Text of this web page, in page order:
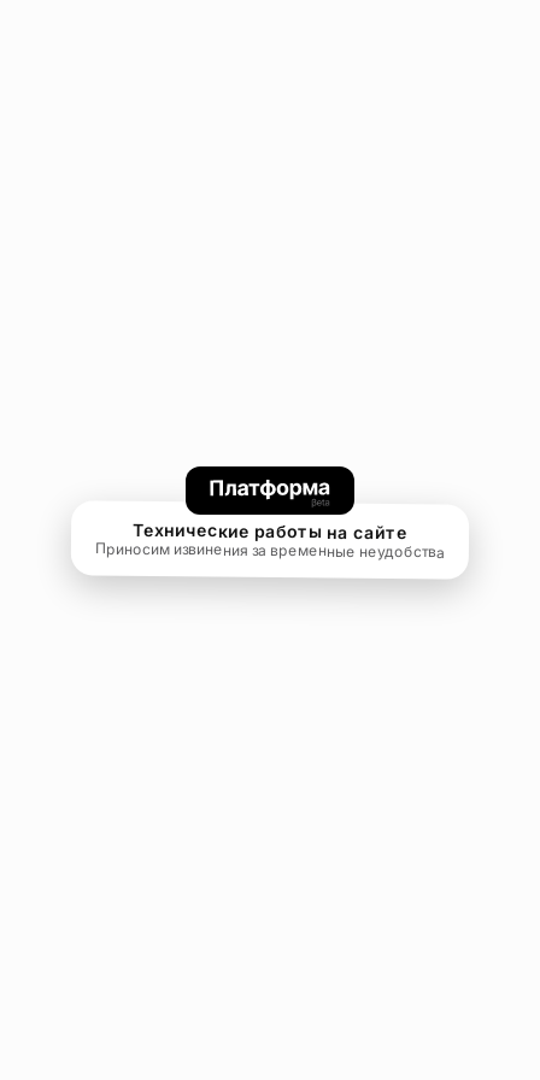
Технические работы на сайте
Приносим извинения за временные неудобства